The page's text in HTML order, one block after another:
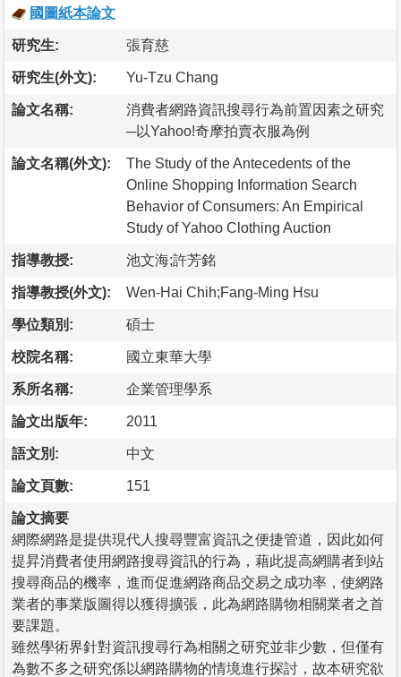
國圖紙本論文
研究生: 張育慈
研究生(外文): Yu-Tzu Chang
論文名稱:
消費者網路資訊搜尋行為前置因素之研究
─以Yahoo!奇摩拍賣衣服為例
論文名稱(外文):
The Study of the Antecedents of the
Online Shopping Information Search
Behavior of Consumers: An Empirical
Study of Yahoo Clothing Auction
指導教授: 池文海;許芳銘
指導教授(外文): Wen-Hai Chih;Fang-Ming Hsu
學位類別: 碩士
校院名稱: 國立東華大學
系所名稱: 企業管理學系
論文出版年: 2011
語文別: 中文
論文頁數: 151
論文摘要
網際網路是提供現代人搜尋豐富資訊之便捷管道，因此如何
提昇消費者使用網路搜尋資訊的行為，藉此提高網購者到站
搜尋商品的機率，進而促進網路商品交易之成功率，使網路
業者的事業版圖得以獲得擴張，此為網路購物相關業者之首
要課題。
雖然學術界針對資訊搜尋行為相關之研究並非少數，但僅有
為數不多之研究係以網路購物的情境進行探討，故本研究欲